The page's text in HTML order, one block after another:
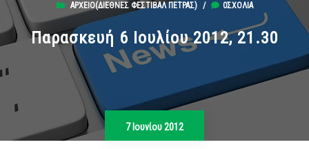
ΑΡΧΕΊΟ(ΔΙΕΘΝΈΣ ΦΕΣΤΙΒΆΛ ΠΈΤΡΑΣ)/ 0ΣΧΌΛΙΑ
Παρασκευή 6 Ιουλίου 2012, 21.30
7 Ιουνίου 2012